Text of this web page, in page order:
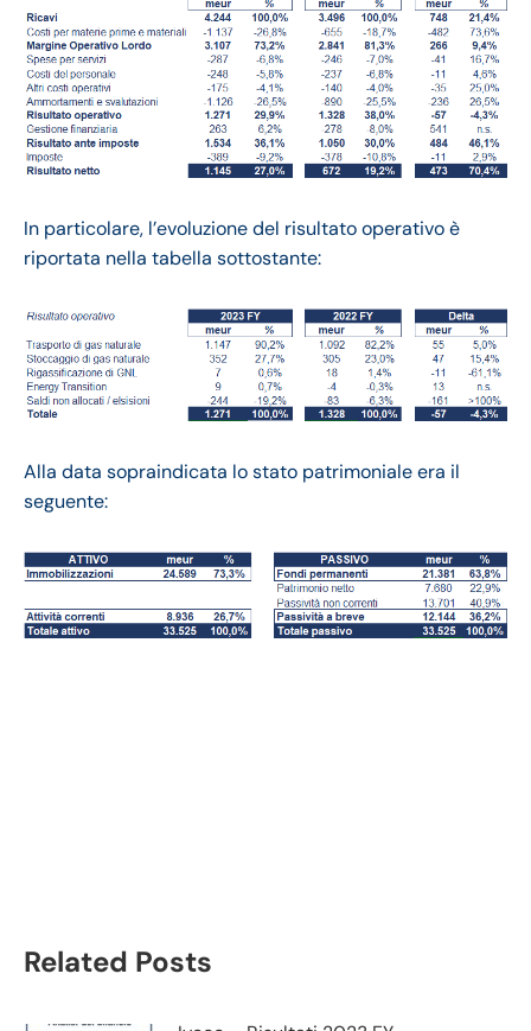
In particolare, l’evoluzione del risultato operativo è
riportata nella tabella sottostante:
Alla data sopraindicata lo stato patrimoniale era il
seguente:
Related Posts